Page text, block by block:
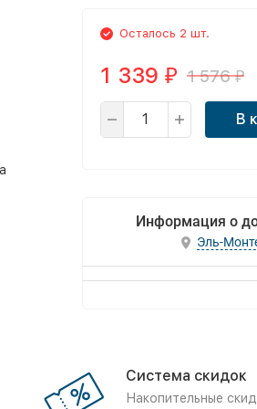
Осталось 2 шт.
1 339 ₽ 1 576₽
В
Информация о
Эль-
Система скидок
Накопительные